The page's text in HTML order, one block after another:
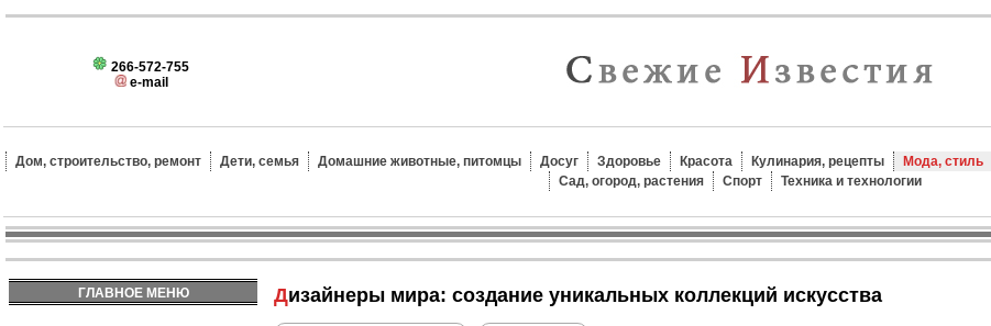
266-572-755
e-mail
Дом, строительство, ремонт Дети, семья Домашние животные, питомцы Досуг Здоровье Красота Кулинария, рецепты Мода, стиль
Сад, огород, растения
Спорт Техника и технологии
ГЛАВНОЕ МЕНЮ Дизайнеры мира: создание уникальных коллекций искусства